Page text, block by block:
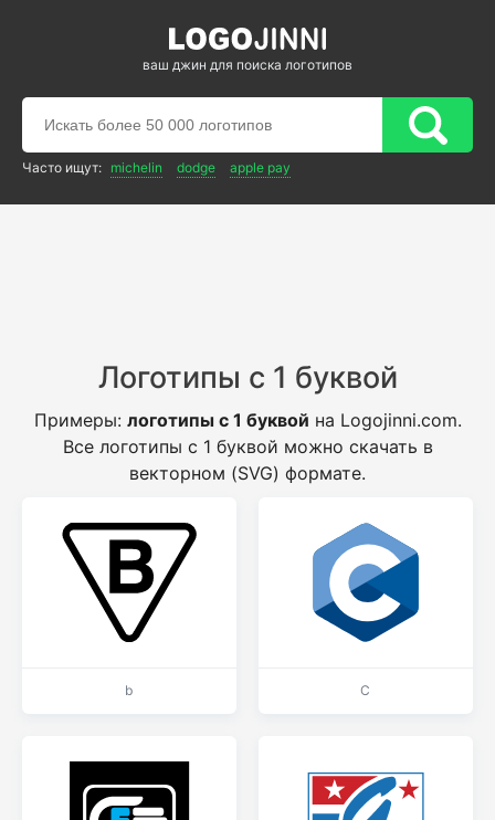
ваш джин для поиска логотипов
Часто ищут: michelin dodge apple pay
Логотипы с 1 буквой
Примеры: логотипы с 1 буквой на Logojinni.com.
Все логотипы с 1 буквой можно скачать в
векторном (SVG) формате.
b C